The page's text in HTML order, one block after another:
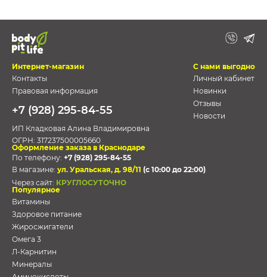
Интернет-магазин
Контакты
Правовая информация
+7 (928) 295-84-55
ИП Кладковая Алина Владимировна
ОГРН: 317237500005660
С нами выгодно
Личный кабинет
Новинки
Отзывы
Новости
Оформление заказа в Краснодаре
По телефону: +7 (928) 295-84-55
В магазине: ул. Уральская, д. 98/11 (с 10:00 до 22:00)
Через сайт: КРУГЛОСУТОЧНО
Популярное
Витамины
Здоровое питание
Жиросжигатели
Омега 3
Л-Карнитин
Минералы